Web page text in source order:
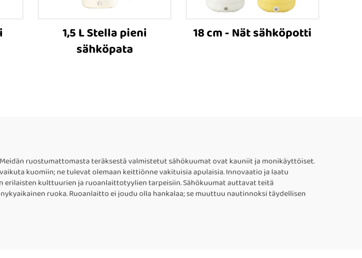
1,5 L Stella pieni
sähköpata
18 cm - Nät sähköpotti
ruostumattomasta teräksestä valmistetut sähökuumat ovat kauniit ja monikäyttöiset.
kuomiin; ne tulevat olemaan keittiönne vakituisia apulaisia. Innovaatio ja laatu
erilaisten kulttuurien ja ruoanlaittotyylien tarpeisiin. Sähökuumat auttavat teitä
ruoka. Ruoanlaitto ei joudu olla hankalaa; se muuttuu nautinnoksi täydellisen